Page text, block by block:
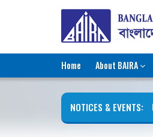
Home About BAIRA
NOTICES & EVENTS: